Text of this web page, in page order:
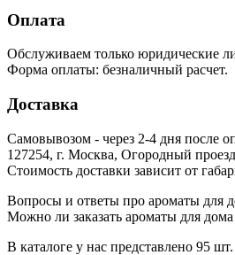
Оплата
Обслуживаем только юридические
Форма оплаты: безналичный расчет.
Доставка
Самовывозом - через 2-4 дня после
127254, г. Москва, Огородный
Стоимость доставки зависит от
Вопросы и ответы про ароматы для
Можно ли заказать ароматы для дома
В каталоге у нас представлено 95